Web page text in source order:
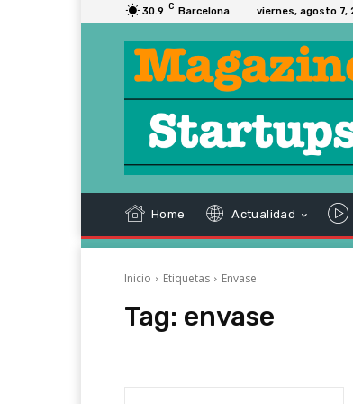
30.9 C Barcelona viernes, agosto 7,
Home Actualidad
Inicio Etiquetas Envase
Tag: envase